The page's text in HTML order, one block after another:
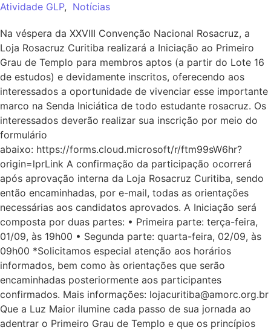
Atividade GLP, Notícias
Na véspera da XXVIII Convenção Nacional Rosacruz, a
Loja Rosacruz Curitiba realizará a Iniciação ao Primeiro
Grau de Templo para membros aptos (a partir do Lote 16
de estudos) e devidamente inscritos, oferecendo aos
interessados a oportunidade de vivenciar esse importante
marco na Senda Iniciática de todo estudante rosacruz. Os
interessados deverão realizar sua inscrição por meio do
formulário
abaixo: https://forms.cloud.microsoft/r/ftm99sW6hr?
origin=lprLink A confirmação da participação ocorrerá
após aprovação interna da Loja Rosacruz Curitiba, sendo
então encaminhadas, por e-mail, todas as orientações
necessárias aos candidatos aprovados. A Iniciação será
composta por duas partes: • Primeira parte: terça-feira,
01/09, às 19h00 • Segunda parte: quarta-feira, 02/09, às
09h00 *Solicitamos especial atenção aos horários
informados, bem como às orientações que serão
encaminhadas posteriormente aos participantes
confirmados. Mais informações: lojacuritiba@amorc.org.br
Que a Luz Maior ilumine cada passo de sua jornada ao
adentrar o Primeiro Grau de Templo e que os princípios